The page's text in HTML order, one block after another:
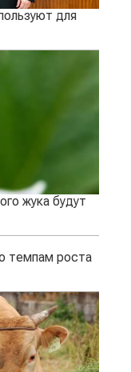
для
жука будут
темпам роста